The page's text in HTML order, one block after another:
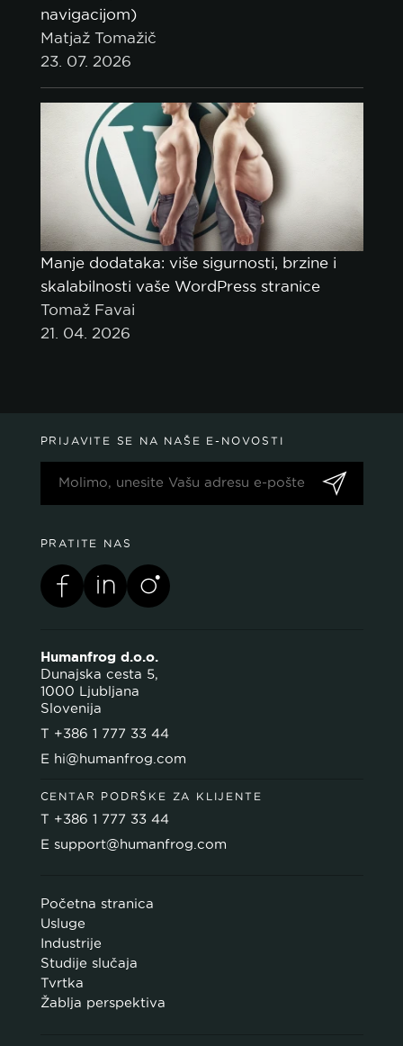
navigacijom)
Matjaž Tomažič
23. 07. 2026
Manje dodataka: više sigurnosti, brzine i
skalabilnosti vaše WordPress stranice
Tomaž Favai
21. 04. 2026
PRIJAVITE SE NA NAŠE E-NOVOSTI
PRATITE NAS
Humanfrog d.o.o.
Dunajska cesta 5,
1000 Ljubljana
Slovenija
T +386 1 777 33 44
E hi@humanfrog.com
CENTAR PODRŠKE ZA KLIJENTE
T +386 1 777 33 44
E support@humanfrog.com
Početna stranica
Usluge
Industrije
Studije slučaja
Tvrtka
Žablja perspektiva